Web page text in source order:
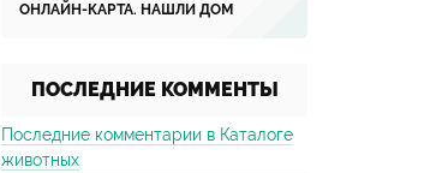
ОНЛАЙН-КАРТА. НАШЛИ ДОМ
ПОСЛЕДНИЕ КОММЕНТЫ
Последние комментарии в Каталоге
животных